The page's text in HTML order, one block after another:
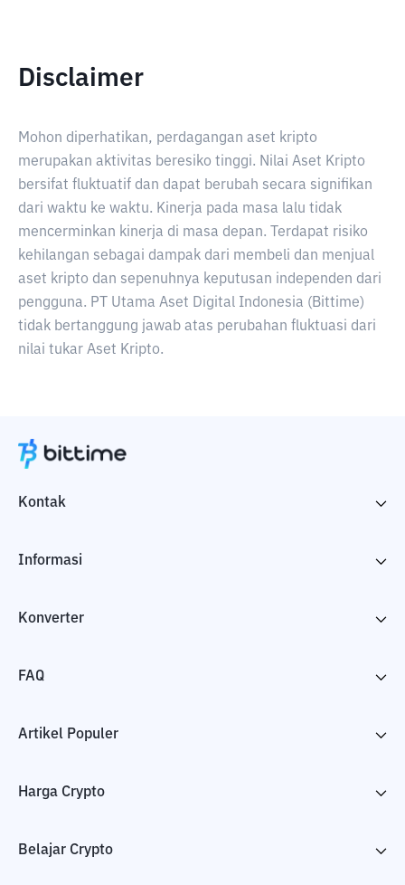
Disclaimer
Mohon diperhatikan, perdagangan aset kripto
merupakan aktivitas beresiko tinggi. Nilai Aset Kripto
bersifat fluktuatif dan dapat berubah secara signifikan
dari waktu ke waktu. Kinerja pada masa lalu tidak
mencerminkan kinerja di masa depan. Terdapat risiko
kehilangan sebagai dampak dari membeli dan menjual
aset kripto dan sepenuhnya keputusan independen dari
pengguna. PT Utama Aset Digital Indonesia (Bittime)
tidak bertanggung jawab atas perubahan fluktuasi dari
nilai tukar Aset Kripto.
Kontak
Informasi
Konverter
FAQ
Artikel Populer
Harga Crypto
Belajar Crypto